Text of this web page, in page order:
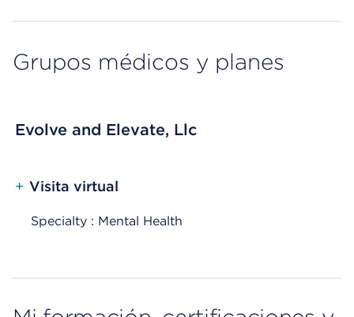
Grupos médicos y planes
Evolve and Elevate, Llc
+ Visita virtual
Specialty : Mental Health